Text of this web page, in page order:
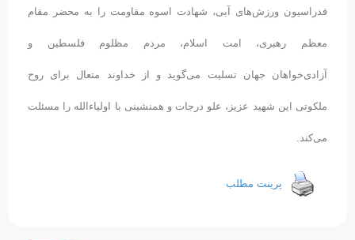
فدراسیون ورزش‌های آبی، شهادت اسوه مقاومت را به محضر مقام
معظم رهبری، امت اسلام، مردم مظلوم فلسطین و
آزادی‌خواهان جهان تسلیت می‌گوید و از خداوند متعال برای روح
ملکوتی این شهید عزیز، علو درجات و همنشینی با اولیاء‌الله را مسئلت
می‌کند.
پرینت مطلب